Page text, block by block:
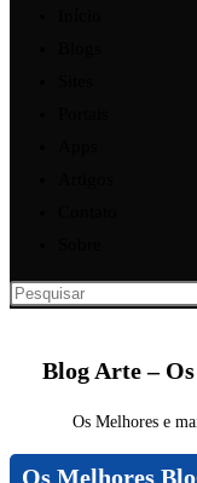
Pesquisar
Blog Arte –
Os Melhores e
Os Melhores